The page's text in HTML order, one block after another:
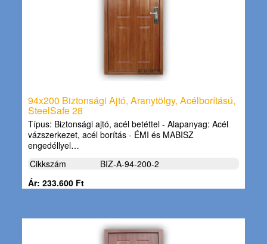
94x200 Biztonsági Ajtó, Aranytölgy, Acélborítású,
SteelSafe 28
Típus: Biztonsági ajtó, acél betéttel - Alapanyag: Acél
vázszerkezet, acél borítás - ÉMI és MABISZ
engedéllyel…
Cikkszám
BIZ-A-94-200-2
Ár: 233.600 Ft